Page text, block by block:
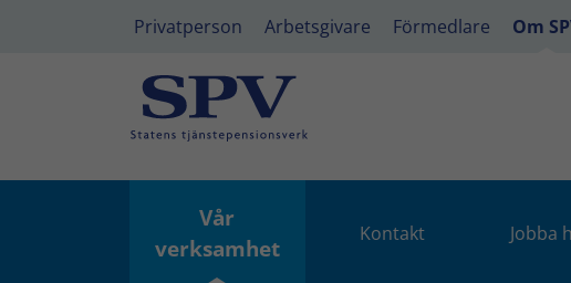
Privatperson Arbetsgivare Förmedlare Om
Vår
verksamhet
Kontakt Jobba